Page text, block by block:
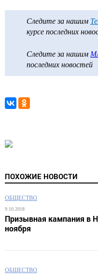
Следите за нашим
курсе последних
Следите за нашим
последних новостей
ПОХОЖИЕ НОВОСТИ
ОБЩЕСТВО
9.10.2018
Призывная кампания в
ноября
ОБЩЕСТВО